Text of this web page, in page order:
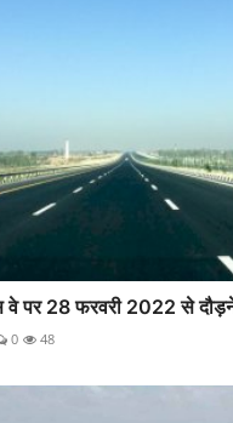
पर 28 फरवरी 2022 से
0 48